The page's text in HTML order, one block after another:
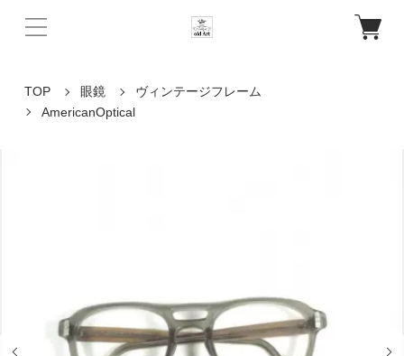
TOP 眼鏡
ヴィンテージフレーム
AmericanOptical